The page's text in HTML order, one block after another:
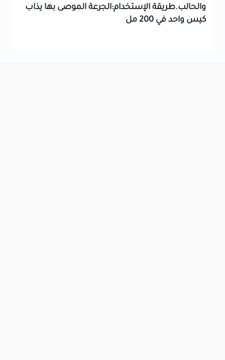
والحالب.طريقة الإستخدام:الجرعة الموصى بها يذاب
كيس واحد في 200 مل